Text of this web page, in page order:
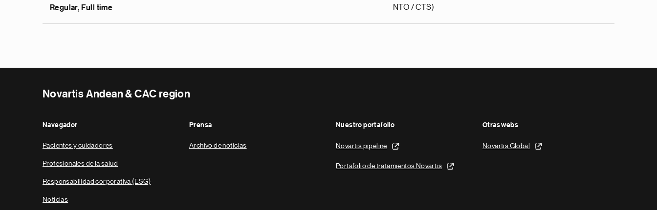
Regular, Full time
NTO / CTS)
Novartis Andean & CAC region
Navegador
Pacientes y cuidadores
Profesionales de la salud
Responsabilidad corporativa (ESG)
Noticias
Prensa
Archivo de noticias
Nuestro portafolio
Novartis pipeline
Portafolio de tratamientos Novartis
Otras webs
Novartis Global